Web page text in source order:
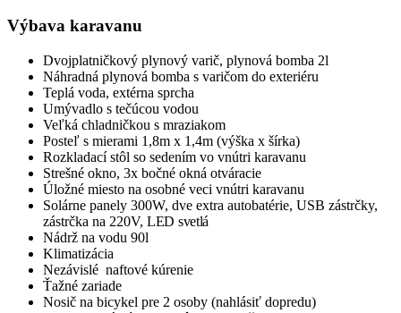
Výbava karavanu
Dvojplatničkový plynový varič, plynová bomba 2l
Náhradná plynová bomba s varičom do exteriéru
Teplá voda, extérna sprcha
Umývadlo s tečúcou vodou
Veľká chladničkou s mraziakom
Posteľ s mierami 1,8m x 1,4m (výška x šírka)
Rozkladací stôl so sedením vo vnútri karavanu
Strešné okno, 3x bočné okná otváracie
Úložné miesto na osobné veci vnútri karavanu
Solárne panely 300W, dve extra autobatérie, USB zástrčky,
zástrčka na 220V, LED svetlá
Nádrž na vodu 90l
Klimatizácia
Nezávislé naftové kúrenie
Ťažné zariade
Nosič na bicykel pre 2 osoby (nahlásiť dopredu)